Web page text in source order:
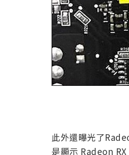
此外還曝光了
是顯示 Radeon